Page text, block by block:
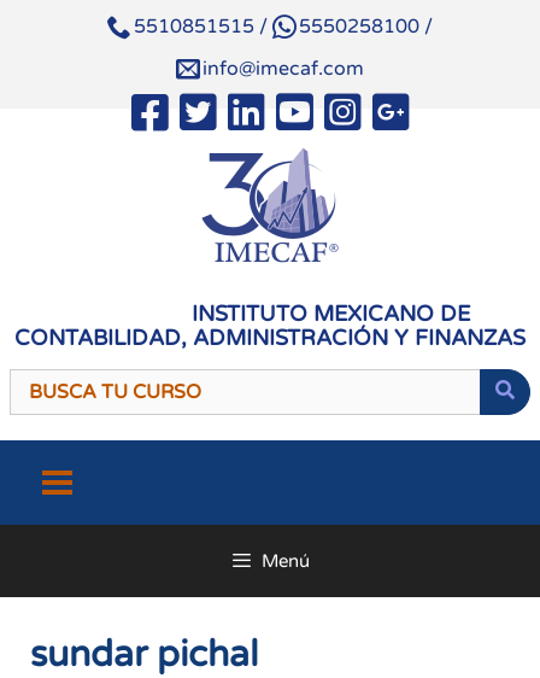
5510851515 / 5550258100 /
info@imecaf.com
INSTITUTO MEXICANO DE
CONTABILIDAD, ADMINISTRACIÓN Y FINANZAS
contenido
Menú
sundar pichal